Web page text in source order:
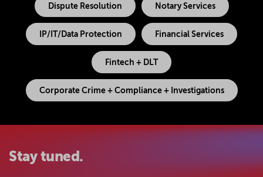
Dispute Resolution Notary Services
IP/IT/Data Protection Financial Services
Fintech + DLT
Corporate Crime + Compliance + Investigations
Stay tuned.